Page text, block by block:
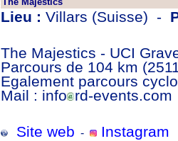
Lieu : Villars (Suisse) -
The Majestics - UCI
Parcours de 104 km
Egalement parcours
Mail : info rd-events.com
Site web - Instagram